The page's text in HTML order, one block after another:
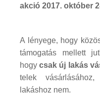
akció 2017. október
A lényege, hogy
támogatás mellett
hogycsak új lakás
telek
lakáshoz nem.